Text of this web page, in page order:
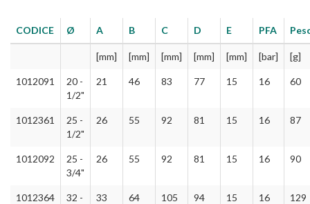
CODICE Ø A B C D E PFA
[mm] [mm] [mm] [mm] [mm] [bar] [g]
1012091
20 -
1/2"
21 46 83 77 15 16 60
1012361
25 -
1/2"
26 55 92 81 15 16 87
1012092
25 -
3/4"
26 55 92 81 15 16 90
1012364
32 -
33 64 105 94 15 16 129